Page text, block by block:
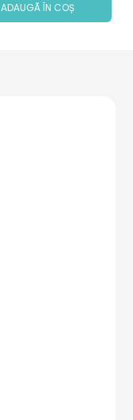
ADAUGÃ ÎN COȘ